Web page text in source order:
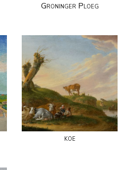
Groninger Ploeg
koe